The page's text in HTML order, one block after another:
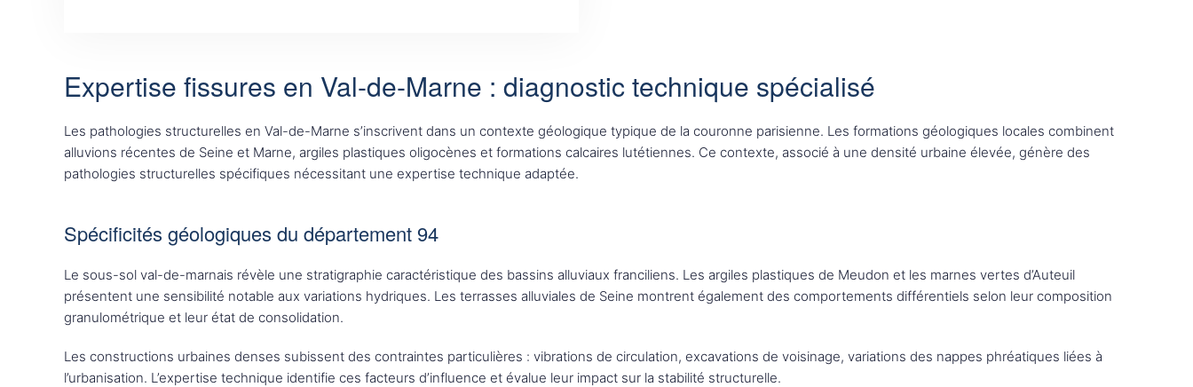
Expertise fissures en Val-de-Marne : diagnostic technique spécialisé
Les pathologies structurelles en Val-de-Marne s’inscrivent dans un contexte géologique typique de la couronne parisienne. Les formations géologiques locales combinent
alluvions récentes de Seine et Marne, argiles plastiques oligocènes et formations calcaires lutétiennes. Ce contexte, associé à une densité urbaine élevée, génère des
pathologies structurelles spécifiques nécessitant une expertise technique adaptée.
Spécificités géologiques du département 94
Le sous-sol val-de-marnais révèle une stratigraphie caractéristique des bassins alluviaux franciliens. Les argiles plastiques de Meudon et les marnes vertes d’Auteuil
présentent une sensibilité notable aux variations hydriques. Les terrasses alluviales de Seine montrent également des comportements différentiels selon leur composition
granulométrique et leur état de consolidation.
Les constructions urbaines denses subissent des contraintes particulières : vibrations de circulation, excavations de voisinage, variations des nappes phréatiques liées à
l’urbanisation. L’expertise technique identifie ces facteurs d’influence et évalue leur impact sur la stabilité structurelle.